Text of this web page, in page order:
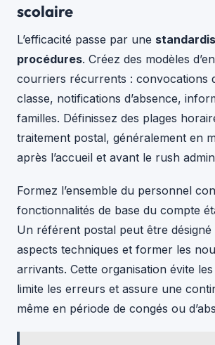
scolaire
L’efficacité passe par une
procédures. Créez des modèles
courriers récurrents : convocations
classe, notifications d’absence,
familles. Définissez des plages
traitement postal, généralement en
après l’accueil et avant le rush
Formez l’ensemble du personnel
fonctionnalités de base du compte
Un référent postal peut être
aspects techniques et former les
arrivants. Cette organisation évite
limite les erreurs et assure une
même en période de congés ou